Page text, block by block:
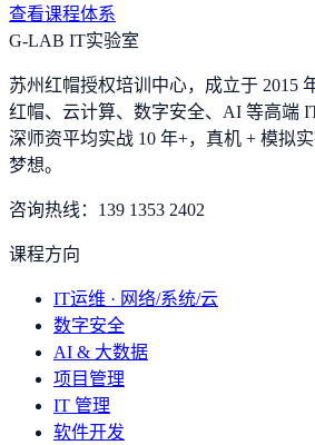
查看课程体系
G-LAB IT实验室
苏州红帽授权培训中心，成立于 2015
红帽、云计算、数字安全、AI 等高端
深师资平均实战 10 年+，真机 + 模拟实
梦想。
咨询热线： 139 1353 2402
课程方向
IT运维 · 网络/系统/云
数字安全
AI & 大数据
项目管理
IT 管理
软件开发